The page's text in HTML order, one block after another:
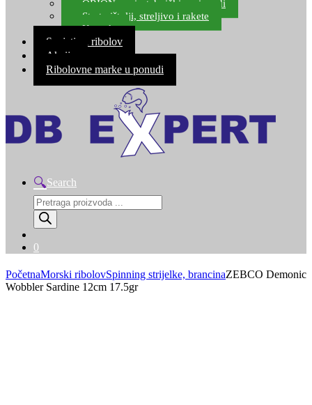
ORION nepirotehnički proizvodi
Start pištolji, streljivo i rakete
Kontakt
Savjeti za ribolov
Akcija
Ribolovne marke u ponudi
Search
Products
search
0
PočetnaMorski ribolovSpinning strijelke, brancinaZEBCO Demonic
Wobbler Sardine 12cm 17.5gr